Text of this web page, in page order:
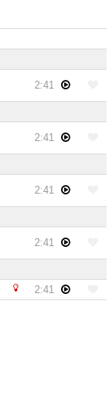
2:41
2:41
2:41
2:41
2:41